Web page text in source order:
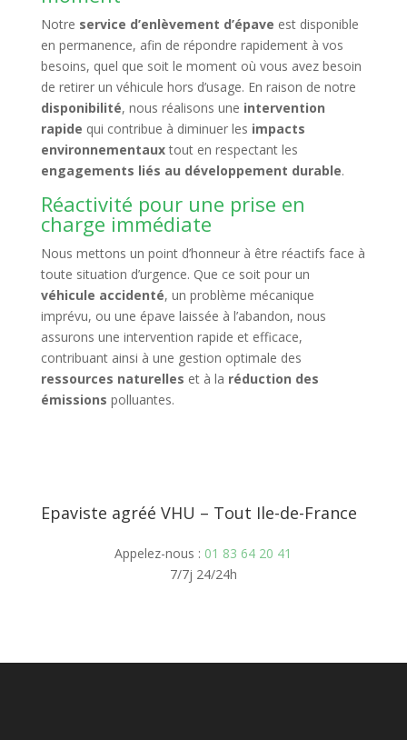
Notre service d’enlèvement d’épave est disponible
en permanence, afin de répondre rapidement à vos
besoins, quel que soit le moment où vous avez besoin
de retirer un véhicule hors d’usage. En raison de notre
disponibilité, nous réalisons une intervention
rapide qui contribue à diminuer les impacts
environnementauxtout en respectant les
engagements liés au développement durable.
Réactivité pour une prise en
charge immédiate
Nous mettons un point d’honneur à être réactifs face à
toute situation d’urgence. Que ce soit pour un
véhicule accidenté, un problème mécanique
imprévu, ou une épave laissée à l’abandon, nous
assurons une intervention rapide et efficace,
contribuant ainsi à une gestion optimale des
ressources naturelles et à la réduction des
émissions polluantes.
Epaviste agréé VHU – Tout Ile-de-France
Appelez-nous : 01 83 64 20 41
7/7j 24/24h